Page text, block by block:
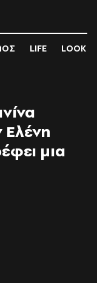
LIFE LOOK
μια